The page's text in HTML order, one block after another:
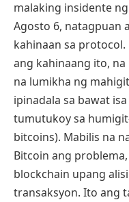
malaking insidente
Agosto 6, natagpuan
kahinaan sa
ang kahinaang ito,
na lumikha ng
ipinadala sa bawat
tumutukoy sa
bitcoins). Mabilis na
Bitcoin ang
blockchain upang
transaksyon. Ito ang